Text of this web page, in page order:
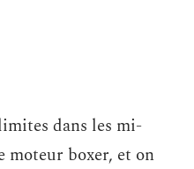
dans les mi-
moteur boxer, et on